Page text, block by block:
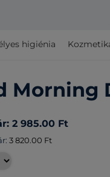
higiénia
Morning
2 985.00 Ft
3 820.00 Ft